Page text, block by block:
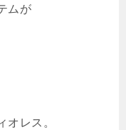
ムが
レス。